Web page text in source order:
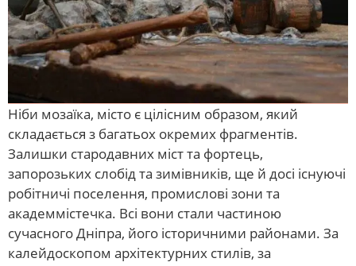
Ніби мозаїка, місто є цілісним образом, який
складається з багатьох окремих фрагментів.
Залишки стародавних міст та фортець,
запорозьких слобід та зимівників, ще й досі існуючі
робітничі поселення, промислові зони та
академмістечка. Всі вони стали частиною
сучасного Дніпра, його історичними районами. За
калейдоскопом архітектурних стилів, за